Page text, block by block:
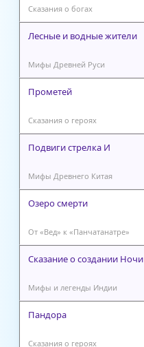
Сказания о богах
Лесные и водные жители
Мифы Древней Руси
Прометей
Сказания о героях
Подвиги стрелка И
Мифы Древнего Китая
Озеро смерти
От «Вед» к «Панчатанатре»
Сказание о создании Ночи
Мифы и легенды Индии
Пандора
Сказания о героях